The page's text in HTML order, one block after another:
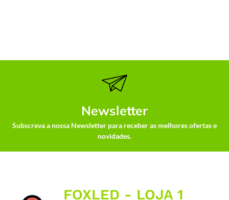
Newsletter
Subscreva a nossa Newsletter para receber as melhores ofertas e
novidades.
FOXLED - LOJA 1